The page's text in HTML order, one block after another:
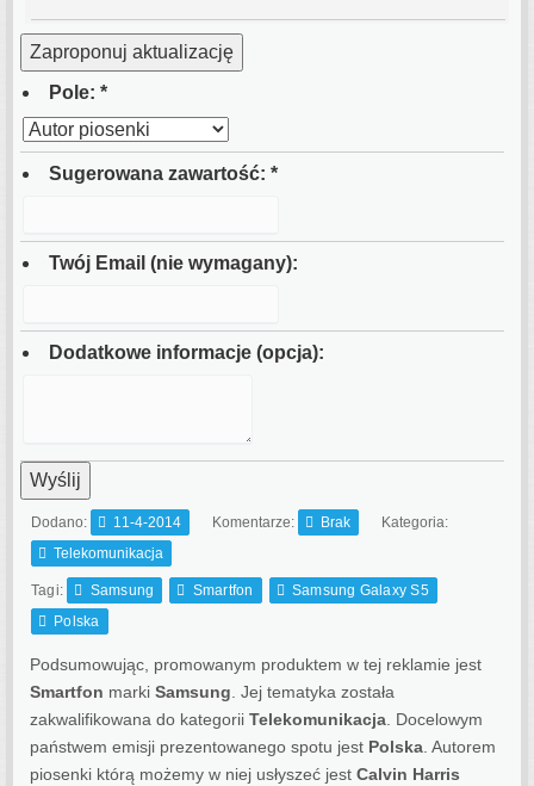
Zaproponuj aktualizację
Pole: *
Sugerowana zawartość: *
Twój Email (nie wymagany):
Dodatkowe informacje (opcja):
Wyślij
Dodano: 11-4-2014 Komentarze: Brak
Kategoria:
Telekomunikacja
Tagi: Samsung Smartfon
Samsung Galaxy S5
Polska
Podsumowując, promowanym produktem w tej reklamie jest
Smartfon marki Samsung . Jej tematyka została
zakwalifikowana do kategorii Telekomunikacja . Docelowym
państwem emisji prezentowanego spotu jest Polska Autorem
piosenki którą możemy w niej usłyszeć jest Calvin Harris